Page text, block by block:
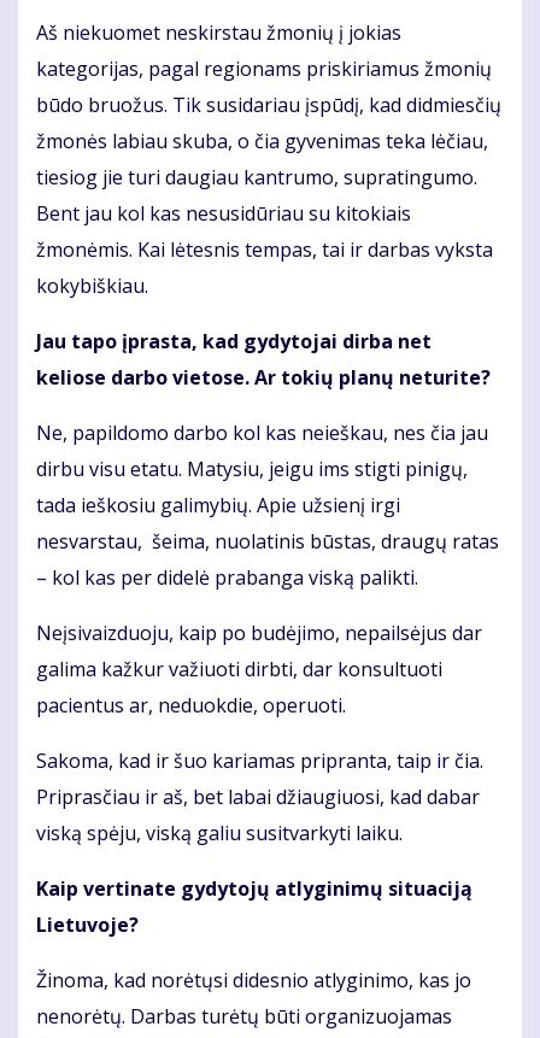
Aš niekuomet neskirstau žmonių į jokias
kategorijas, pagal regionams priskiriamus žmonių
būdo bruožus. Tik susidariau įspūdį, kad didmiesčių
žmonės labiau skuba, o čia gyvenimas teka lėčiau,
tiesiog jie turi daugiau kantrumo, supratingumo.
Bent jau kol kas nesusidūriau su kitokiais
žmonėmis. Kai lėtesnis tempas, tai ir darbas vyksta
kokybiškiau.
Jau tapo įprasta, kad gydytojai dirba net
keliose darbo vietose. Ar tokių planų neturite?
Ne, papildomo darbo kol kas neieškau, nes čia jau
dirbu visu etatu. Matysiu, jeigu ims stigti pinigų,
tada ieškosiu galimybių. Apie užsienį irgi
nesvarstau, šeima, nuolatinis būstas, draugų ratas
– kol kas per didelė prabanga viską palikti.
Neįsivaizduoju, kaip po budėjimo, nepailsėjus dar
galima kažkur važiuoti dirbti, dar konsultuoti
pacientus ar, neduokdie, operuoti.
Sakoma, kad ir šuo kariamas pripranta, taip ir čia.
Priprasčiau ir aš, bet labai džiaugiuosi, kad dabar
viską spėju, viską galiu susitvarkyti laiku.
Kaip vertinate gydytojų atlyginimų situaciją
Lietuvoje?
Žinoma, kad norėtųsi didesnio atlyginimo, kas jo
nenorėtų. Darbas turėtų būti organizuojamas